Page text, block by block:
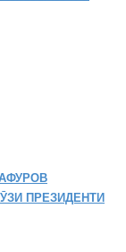
ПРЕЗИДЕНТИ